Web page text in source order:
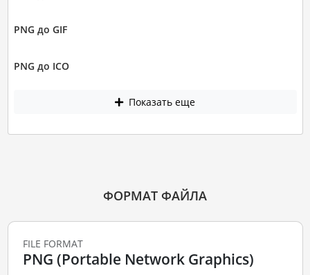
PNG до GIF
PNG до ICO
Показать еще
ФОРМАТ ФАЙЛА
FILE FORMAT
PNG (Portable Network Graphics)